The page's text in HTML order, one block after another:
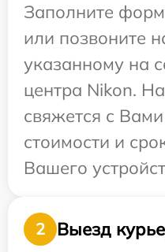
Заполните
или позвоните
указанному на
центра Nikon.
свяжется с
стоимости и
Вашего
2
Выезд